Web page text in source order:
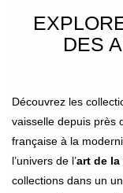
DES
Découvrez les
vaisselle depuis près
française à la
l’univers de l’art de la
collections dans un